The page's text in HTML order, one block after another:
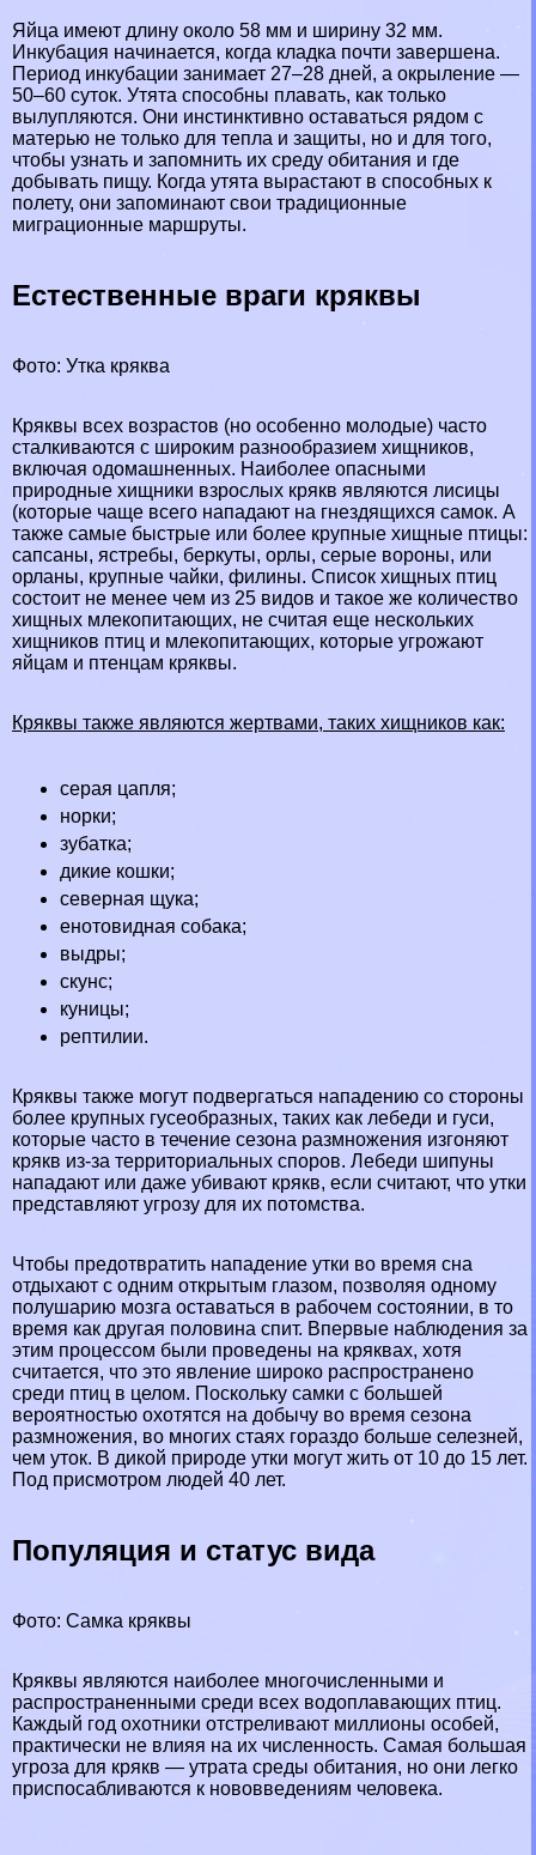
Яйца имеют длину около 58 мм и ширину 32 мм.
Инкубация начинается, когда кладка почти завершена.
Период инкубации занимает 27–28 дней, а окрыление —
50–60 суток. Утята способны плавать, как только
вылупляются. Они инстинктивно оставаться рядом с
матерью не только для тепла и защиты, но и для того,
чтобы узнать и запомнить их среду обитания и где
добывать пищу. Когда утята вырастают в способных к
полету, они запоминают свои традиционные
миграционные маршруты.
Естественные враги кряквы
Фото: Утка кряква
Кряквы всех возрастов (но особенно молодые) часто
сталкиваются с широким разнообразием хищников,
включая одомашненных. Наиболее опасными
природные хищники взрослых крякв являются лисицы
(которые чаще всего нападают на гнездящихся самок. А
также самые быстрые или более крупные хищные птицы:
сапсаны, ястребы, беркуты, орлы, серые вороны, или
орланы, крупные чайки, филины. Список хищных птиц
состоит не менее чем из 25 видов и такое же количество
хищных млекопитающих, не считая еще нескольких
хищников птиц и млекопитающих, которые угрожают
яйцам и птенцам кряквы.
Кряквы также являются жертвами, таких хищников как:
серая цапля;
норки;
зубатка;
дикие кошки;
северная щука;
енотовидная собака;
выдры;
скунс;
кyницы;
рептилии.
Кряквы также могут подвергаться нападению со стороны
более крупных гусеобразных, таких как лебеди и гуси,
которые часто в течение сезона размножения изгоняют
крякв из-за территориальных споров. Лебеди шипуны
нападают или даже убивают крякв, если считают, что утки
представляют угрозу для их потомства.
Чтобы предотвратить нападение утки во время сна
отдыхают с одним открытым глазом, позволяя одному
полушарию мозга оставаться в рабочем состоянии, в то
время как другая половина спит. Впервые наблюдения за
этим процессом были проведены на кряквах, хотя
считается, что это явление широко распространено
среди птиц в целом. Поскольку самки с большей
вероятностью охотятся на добычу во время сезона
размножения, во многих стаях гораздо больше селезней,
чем уток. В дикой природе утки могут жить от 10 до 15 лет.
Под присмотром людей 40 лет.
Популяция и статус вида
Фото: Самка кряквы
Кряквы являются наиболее многочисленными и
распространенными среди всех водоплавающих птиц.
Каждый год охотники отстреливают миллионы особей,
пpaктически не влияя на их численность. Самая большая
угроза для крякв — утрата среды обитания, но они легко
приспосабливаются к нововведениям человека.